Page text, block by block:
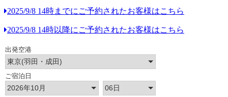
2025/9/8 14時までにご予約されたお客様はこちら
2025/9/8 14時以降にご予約されたお客様はこちら